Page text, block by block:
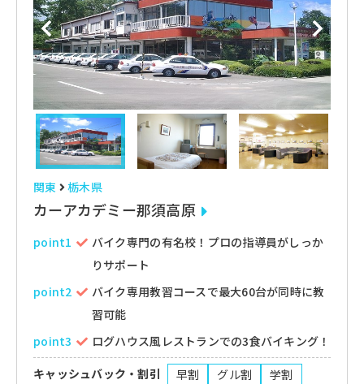
関東 栃木県
カーアカデミー那須高原
point1
バイク専門の有名校！プロの指導員がしっか
りサポート
point2
バイク専用教習コースで最大60台が同時に教
習可能
point3
ログハウス風レストランでの3食バイキング！
キャッシュバック・割引
早割 グル割 学割